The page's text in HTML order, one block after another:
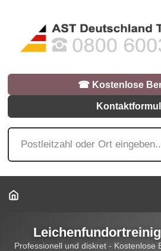
☎︎ Kostenlose
Professionell und diskret - Kostenlose